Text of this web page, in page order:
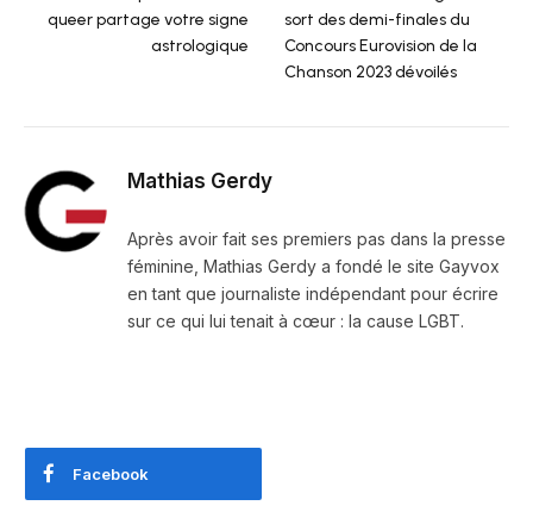
queer partage votre signe
astrologique
sort des demi-finales du
Concours Eurovision de la
Chanson 2023 dévoilés
Mathias Gerdy
Après avoir fait ses premiers pas dans la presse
féminine, Mathias Gerdy a fondé le site Gayvox
en tant que journaliste indépendant pour écrire
sur ce qui lui tenait à cœur : la cause LGBT.
Facebook